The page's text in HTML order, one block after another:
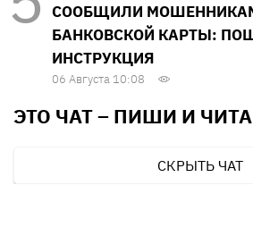
СООБЩИЛИ
БАНКОВСКОЙ КАРТЫ:
ИНСТРУКЦИЯ
06 Августа 10:08
ЭТО ЧАТ – ПИШИ И
СКРЫТЬ ЧАТ